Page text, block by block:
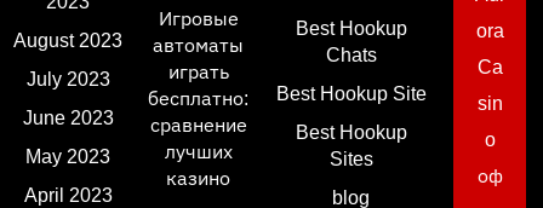
August 2023
July 2023
June 2023
May 2023
April 2023
Игровые
автоматы
играть
бесплатно:
сравнение
лучших
казино
Best Hookup
Chats
Best Hookup Site
Best Hookup
Sites
blog
ora
Ca
sin
o
оф